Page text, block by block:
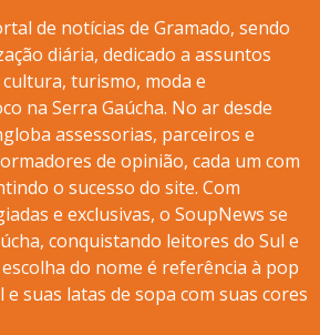
de notícias de Gramado, sendo
diária, dedicado a assuntos
turismo, moda e
na Serra Gaúcha. No ar desde
assessorias, parceiros e
de opinião, cada um com
o sucesso do site. Com
e exclusivas, o SoupNews se
conquistando leitores do Sul e
do nome é referência à pop
suas latas de sopa com suas cores